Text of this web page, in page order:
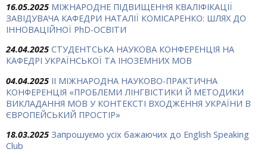
16.05.2025 МІЖНАРОДНЕ ПІДВИЩЕННЯ КВАЛІФІКАЦІЇ
ЗАВІДУВАЧА КАФЕДРИ НАТАЛІЇ КОМІСАРЕНКО: ШЛЯХ ДО
ІННОВАЦІЙНОЇ PhD-ОСВІТИ
24.04.2025 СТУДЕНТСЬКА НАУКОВА КОНФЕРЕНЦІЯ НА
КАФЕДРІ УКРАЇНСЬКОЇ ТА ІНОЗЕМНИХ МОВ
04.04.2025 ІІ МІЖНАРОДНА НАУКОВО-ПРАКТИЧНА
КОНФЕРЕНЦІЯ «ПРОБЛЕМИ ЛІНГВІСТИКИ Й МЕТОДИКИ
ВИКЛАДАННЯ МОВ У КОНТЕКСТІ ВХОДЖЕННЯ УКРАЇНИ В
ЄВРОПЕЙСЬКИЙ ПРОСТІР»
18.03.2025 Запрошуємо усіх бажаючих до English Speaking
Club